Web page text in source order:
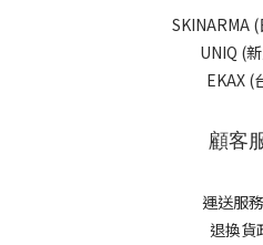
SKINARMA
UNIQ (
EKAX (
顧客
運送服
退換貨